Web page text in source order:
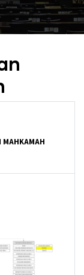
MAHKAMAH